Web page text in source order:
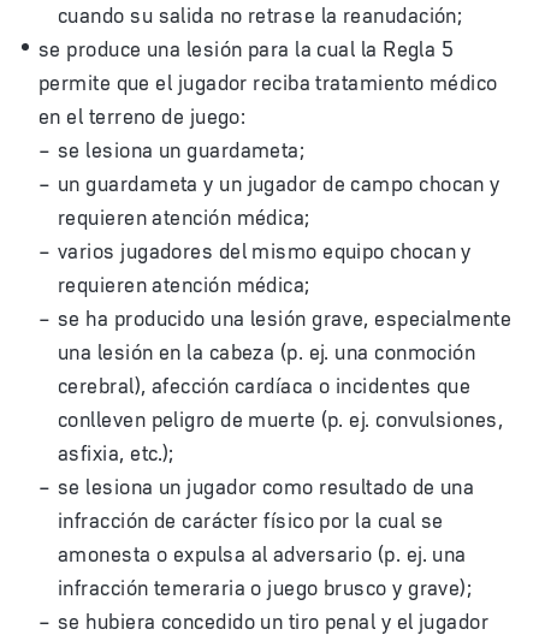
cuando su salida no retrase la reanudación;
se produce una lesión para la cual la Regla 5
permite que el jugador reciba tratamiento médico
en el terreno de juego:
se lesiona un guardameta;
un guardameta y un jugador de campo chocan y
requieren atención médica;
varios jugadores del mismo equipo chocan y
requieren atención médica;
se ha producido una lesión grave, especialmente
una lesión en la cabeza (p. ej. una conmoción
cerebral), afección cardíaca o incidentes que
conlleven peligro de muerte (p. ej. convulsiones,
asfixia, etc.);
se lesiona un jugador como resultado de una
infracción de carácter físico por la cual se
amonesta o expulsa al adversario (p. ej. una
infracción temeraria o juego brusco y grave);
se hubiera concedido un tiro penal y el jugador